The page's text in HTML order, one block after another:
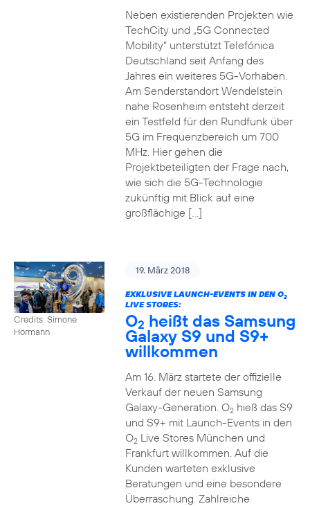
Neben existierenden Projekten wie
TechCity und „5G Connected
Mobility“ unterstützt Telefónica
Deutschland seit Anfang des
Jahres ein weiteres 5G-Vorhaben.
Am Senderstandort Wendelstein
nahe Rosenheim entsteht derzeit
ein Testfeld für den Rundfunk über
5G im Frequenzbereich um 700
MHz. Hier gehen die
Projektbeteiligten der Frage nach,
wie sich die 5G-Technologie
zukünftig mit Blick auf eine
großflächige […]
Credits: Simone
Hörmann
19. März 2018
EXKLUSIVE LAUNCH-EVENTS IN DEN O2
LIVE STORES:
O2 heißt das Samsung
Galaxy S9 und S9+
willkommen
Am 16. März startete der offizielle
Verkauf der neuen Samsung
Galaxy-Generation. O2hieß das S9
und S9+ mit Launch-Events in den
O2Live Stores München und
Frankfurt willkommen. Auf die
Kunden warteten exklusive
Beratungen und eine besondere
Überraschung. Zahlreiche